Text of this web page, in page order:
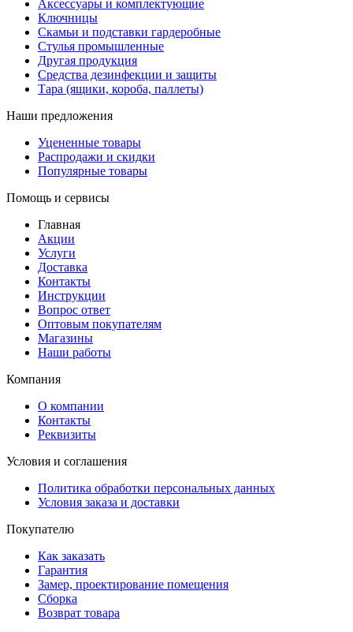
Аксессуары и комплектующие
Ключницы
Скамьи и подставки гардеробные
Стулья промышленные
Другая продукция
Средства дезинфекции и защиты
Тара (ящики, короба, паллеты)
Наши предложения
Уцененные товары
Распродажи и скидки
Популярные товары
Помощь и сервисы
Главная
Акции
Услуги
Доставка
Контакты
Инструкции
Вопрос ответ
Оптовым покупателям
Магазины
Наши работы
Компания
О компании
Контакты
Реквизиты
Условия и соглашения
Политика обработки персональных данных
Условия заказа и доставки
Покупателю
Как заказать
Гарантия
Замер, проектирование помещения
Сборка
Возврат товара